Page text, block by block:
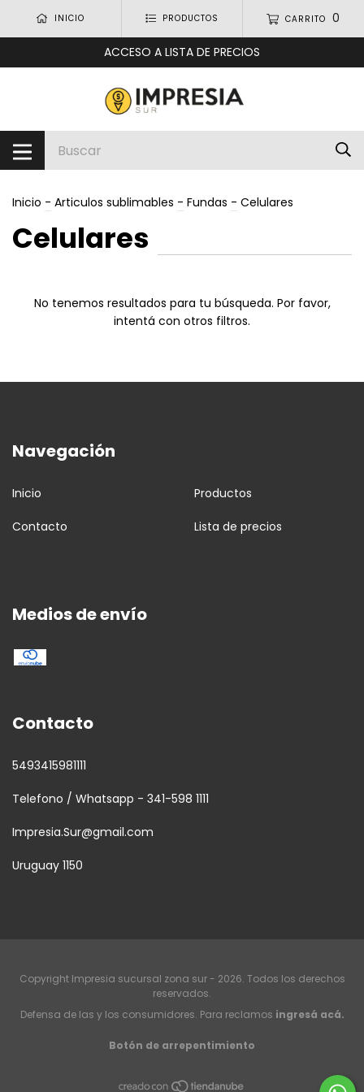
INICIO PRODUCTOS CARRITO 0
ACCESO A LISTA DE PRECIOS
Inicio - Articulos sublimables - Fundas - Celulares
Celulares
No tenemos resultados para tu búsqueda. Por favor,
intentá con otros filtros.
Navegación
Inicio Productos
Contacto Lista de precios
Medios de envío
Contacto
5493415981111
Telefono / Whatsapp - 341-598 1111
Impresia.Sur@gmail.com
Uruguay 1150
Copyright Impresia sucursal zona sur - 2026. Todos los derechos
reservados.
Defensa de las y los consumidores. Para reclamos ingresá acá.
Botón de arrepentimiento